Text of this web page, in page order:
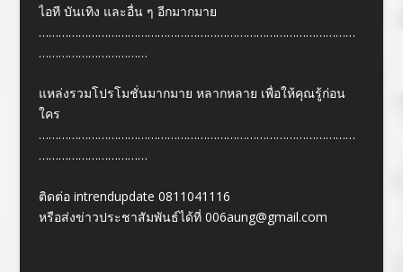
ไอที บันเทิง และอื่น ๆ อีกมากมาย
……………………………………………………………………………………
……………………………
แหล่งรวมโปรโมชั่นมากมาย หลากหลาย เพื่อให้คุณรู้ก่อน
ใคร
……………………………………………………………………………………
……………………………
ติดต่อ intrendupdate 0811041116
หรือส่งข่าวประชาสัมพันธ์ได้ที่ 006aung@gmail.com